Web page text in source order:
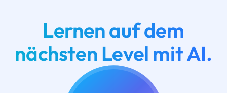
Lernen auf dem
nächsten Level mit AI.